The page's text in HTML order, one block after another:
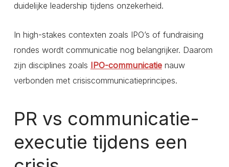
duidelijke leadership tijdens onzekerheid.
In high-stakes contexten zoals IPO’s of fundraising
rondes wordt communicatie nog belangrijker. Daarom
zijn disciplines zoals IPO-communicatienauw
verbonden met crisiscommunicatieprincipes.
PR vs communicatie-
executie tijdens een